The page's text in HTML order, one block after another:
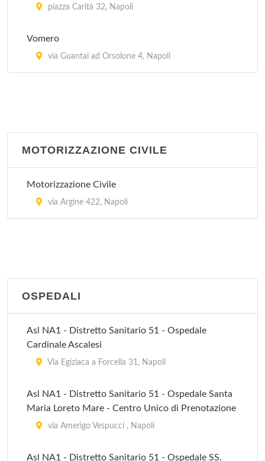
piazza Carità 32, Napoli
Vomero
via Guantai ad Orsolone 4, Napoli
MOTORIZZAZIONE CIVILE
Motorizzazione Civile
via Argine 422, Napoli
OSPEDALI
Asl NA1 - Distretto Sanitario 51 - Ospedale
Cardinale Ascalesi
Via Egiziaca a Forcella 31, Napoli
Asl NA1 - Distretto Sanitario 51 - Ospedale Santa
Maria Loreto Mare - Centro Unico di Prenotazione
via Amerigo Vespucci , Napoli
Asl NA1 - Distretto Sanitario 51 - Ospedale SS.